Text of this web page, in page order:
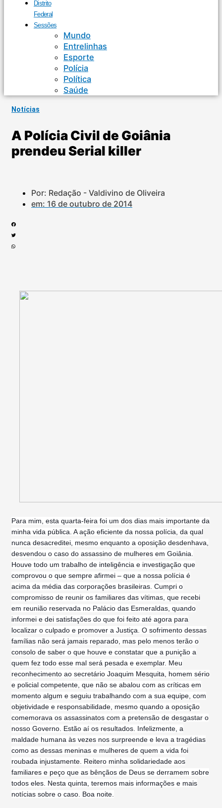
Distrito
Federal
Sessões
Mundo
Entrelinhas
Esporte
Polícia
Política
Saúde
Notícias
A Polícia Civil de Goiânia
prendeu Serial killer
Por: Redação - Valdivino de Oliveira
em: 16 de outubro de 2014
Para mim, esta quarta-feira foi um dos dias mais importante da
minha vida pública. A ação eficiente da nossa polícia, da qual
nunca desacreditei, mesmo enquanto a oposição desdenhava,
desvendou o caso do assassino de mulheres em Goiânia.
Houve todo um trabalho de inteligência e investigação que
comprovou o que sempre afirmei – que a nossa polícia é
acima da média das corporações brasileiras. Cumpri o
compromisso de reunir os familiares das vítimas, que recebi
em reunião reservada no Palácio das Esmeraldas, quando
informei e dei satisfações do que foi feito até agora para
localizar o culpado e promover a Justiça. O sofrimento dessas
famílias não será jamais reparado, mas pelo menos terão o
consolo de saber o que houve e constatar que a punição a
quem fez todo esse mal será pesada e exemplar. Meu
reconhecimento ao secretário Joaquim Mesquita, homem sério
e policial competente, que não se abalou com as críticas em
momento algum e seguiu trabalhando com a sua equipe, com
objetividade e responsabilidade, mesmo quando a oposição
comemorava os assassinatos com a pretensão de desgastar o
nosso Governo. Estão aí os resultados. Infelizmente, a
maldade humana às vezes nos surpreende e leva a tragédias
como as dessas meninas e mulheres de quem a vida foi
roubada injustamente. Reitero minha solidariedade aos
familiares e peço que as bênçãos de Deus se derramem sobre
todos eles. Nesta quinta, teremos mais informações e mais
notícias sobre o caso. Boa noite.